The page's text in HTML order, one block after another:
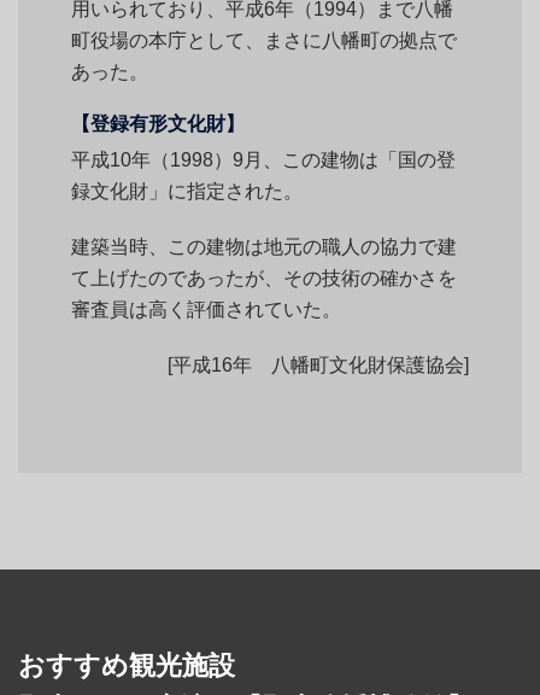
用いられており、平成6年（1994）まで八幡
町役場の本庁として、まさに八幡町の拠点で
あった。
【登録有形文化財】
平成10年（1998）9月、この建物は「国の登
録文化財」に指定された。
建築当時、この建物は地元の職人の協力で建
て上げたのであったが、その技術の確かさを
審査員は高く評価されていた。
[平成16年 八幡町文化財保護協会]
おすすめ観光施設